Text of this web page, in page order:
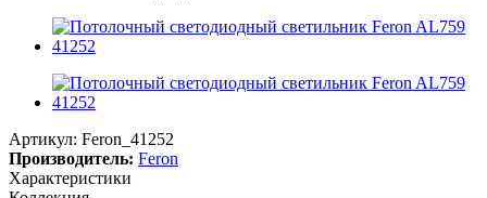
Артикул: Feron_41252
Производитель: Feron
Характеристики